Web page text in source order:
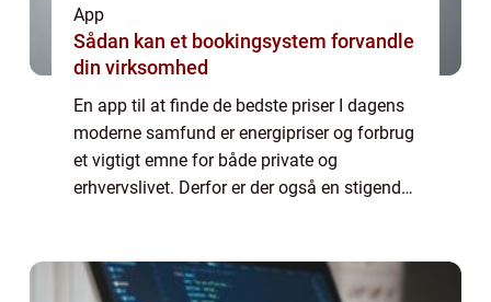
App
Sådan kan et bookingsystem forvandle
din virksomhed
En app til at finde de bedste priser I dagens
moderne samfund er energipriser og forbrug
et vigtigt emne for både private og
erhvervslivet. Derfor er der også en stigende